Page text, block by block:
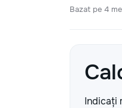
Bazat pe 4
Indicați